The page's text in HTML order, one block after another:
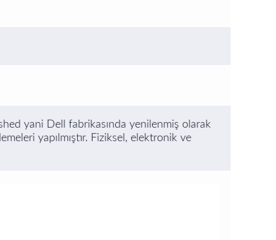
yani Dell fabrikasında yenilenmiş olarak
yapılmıştır. Fiziksel, elektronik ve